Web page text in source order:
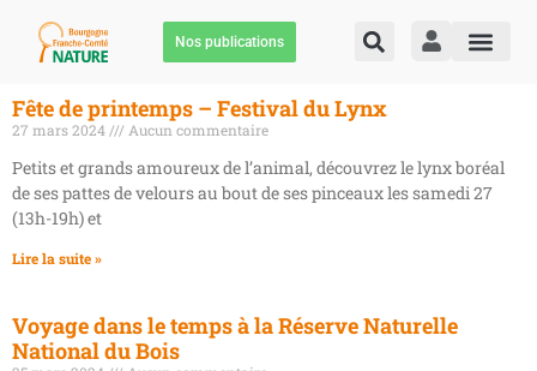
Nos publications
Fête de printemps – Festival du Lynx
27 mars 2024 Aucun commentaire
Petits et grands amoureux de l’animal, découvrez le lynx boréal
de ses pattes de velours au bout de ses pinceaux les samedi 27
(13h-19h) et
Lire la suite »
Voyage dans le temps à la Réserve Naturelle
National du Bois